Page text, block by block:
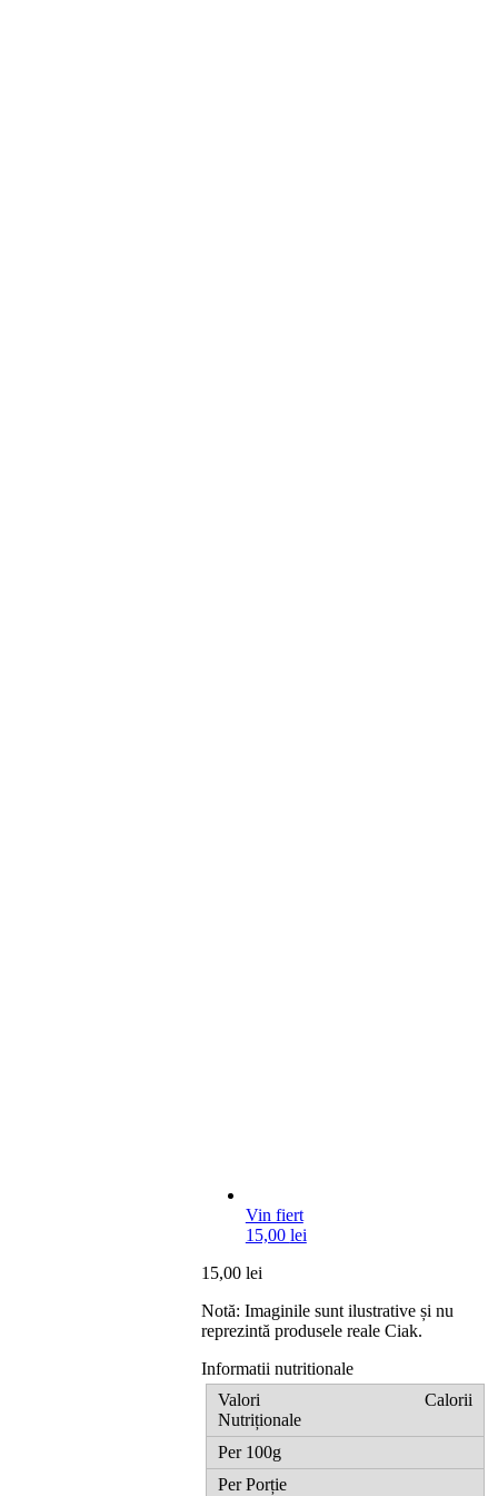
Vin fiert
15,00 lei
15,00 lei
Notă: Imaginile sunt ilustrative și nu
reprezintă produsele reale Ciak.
Informatii nutritionale
Calorii